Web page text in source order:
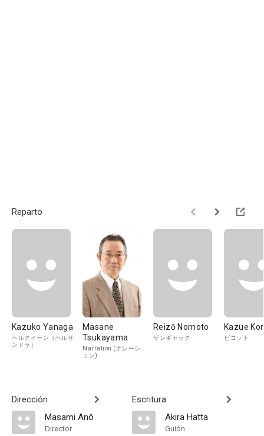
Reparto
Kazuko Yanaga
ヘルクイーン（ヘルサ
ンドラ）
Masane
Tsukayama
Narration (ナレーシ
ョン)
Reizō Nomoto
ザンギャック
Kazue
ピコット
Dirección
Masami Anô
Director
Escritura
Akira Hatta
Guión